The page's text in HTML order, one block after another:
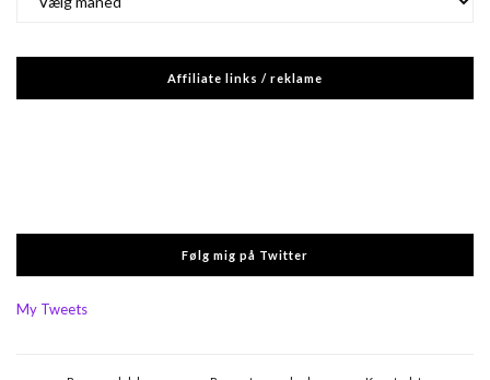
Affiliate links / reklame
Følg mig på Twitter
My Tweets